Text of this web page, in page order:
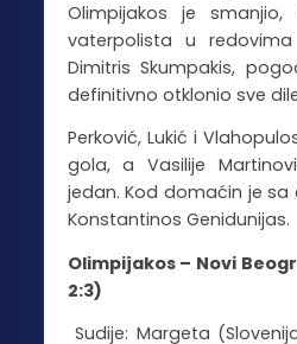
Olimpijakos je
vaterpolista u
Dimitris Skumpakis,
definitivno otklonio sve
Perković, Lukić i
gola, a Vasilije
jedan. Kod domaćin je sa
Konstantinos Genidunijas.
Olimpijakos – Novi
2:3)
Sudije: Margeta